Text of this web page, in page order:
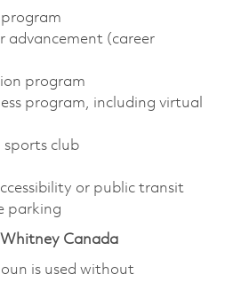
advancement (career
program
program, including virtual
sports club
or public transit
parking
Canada
is used without